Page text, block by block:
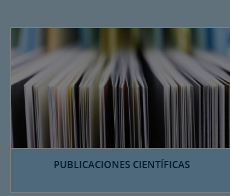
PUBLICACIONES CIENTÍFICAS